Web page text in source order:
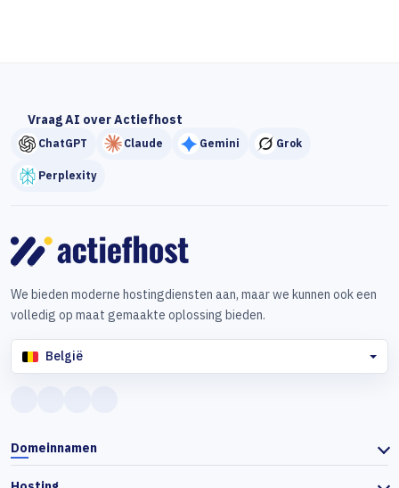
Vraag AI over Actiefhost
ChatGPT Claude Gemini Grok
Perplexity
We bieden moderne hostingdiensten aan, maar we kunnen ook een
volledig op maat gemaakte oplossing bieden.
België
Domeinnamen